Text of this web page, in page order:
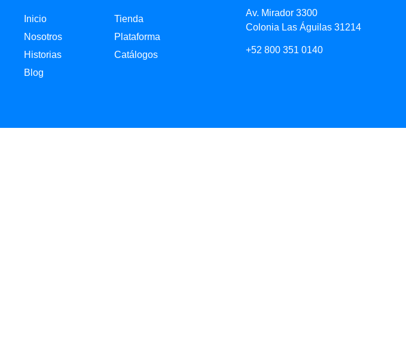
Inicio
Nosotros
Historias
Blog
Tienda
Plataforma
Catálogos
Av. Mirador 3300
Colonia Las Águilas 31214
+52 800 351 0140